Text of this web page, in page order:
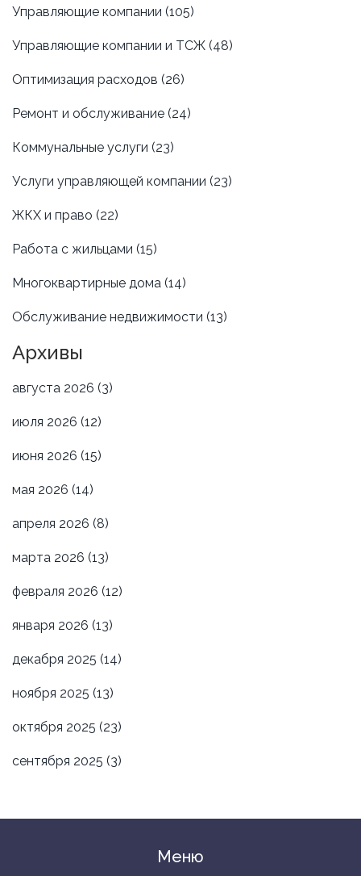
Управляющие компании (105)
Управляющие компании и ТСЖ (48)
Оптимизация расходов (26)
Ремонт и обслуживание (24)
Коммунальные услуги (23)
Услуги управляющей компании (23)
ЖКХ и право (22)
Работа с жильцами (15)
Многоквартирные дома (14)
Обслуживание недвижимости (13)
Архивы
августа 2026 (3)
июля 2026 (12)
июня 2026 (15)
мая 2026 (14)
апреля 2026 (8)
марта 2026 (13)
февраля 2026 (12)
января 2026 (13)
декабря 2025 (14)
ноября 2025 (13)
октября 2025 (23)
сентября 2025 (3)
Меню